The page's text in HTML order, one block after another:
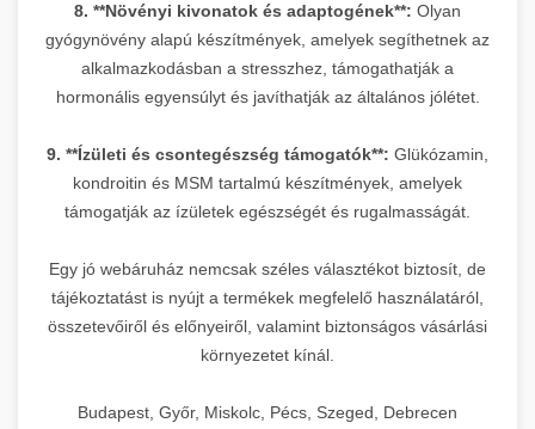
8. **Növényi kivonatok és adaptogének**: Olyan
gyógynövény alapú készítmények, amelyek segíthetnek az
alkalmazkodásban a stresszhez, támogathatják a
hormonális egyensúlyt és javíthatják az általános jólétet.
9. **Ízületi és csontegészség támogatók**: Glükózamin,
kondroitin és MSM tartalmú készítmények, amelyek
támogatják az ízületek egészségét és rugalmasságát.
Egy jó webáruház nemcsak széles választékot biztosít, de
tájékoztatást is nyújt a termékek megfelelő használatáról,
összetevőiről és előnyeiről, valamint biztonságos vásárlási
környezetet kínál.
Budapest, Győr, Miskolc, Pécs, Szeged, Debrecen